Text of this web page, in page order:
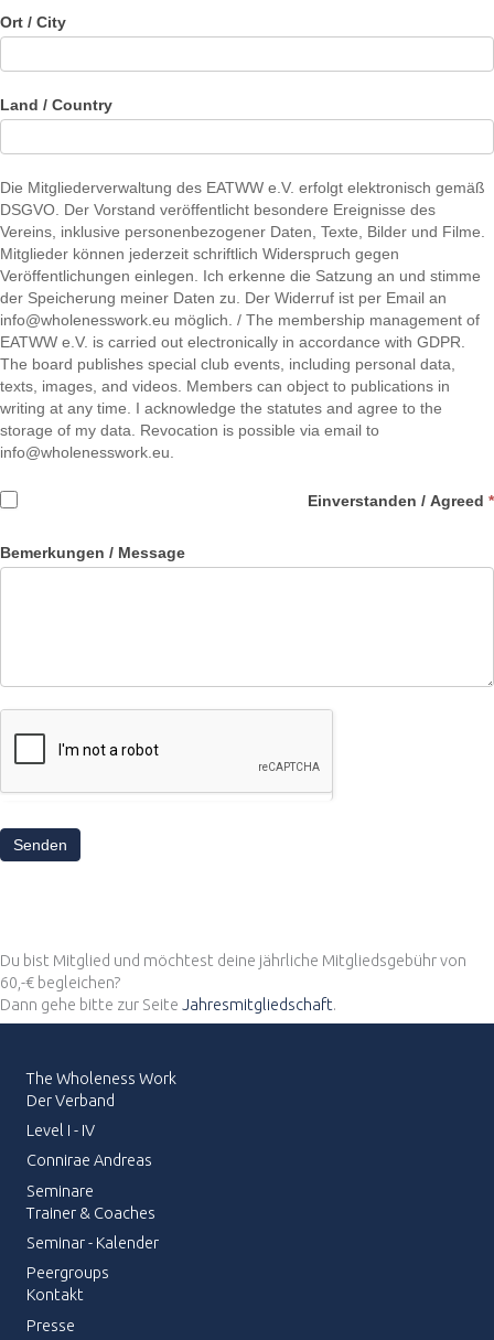
Ort / City
Land / Country
Die Mitgliederverwaltung des EATWW e.V. erfolgt elektronisch gemäß
DSGVO. Der Vorstand veröffentlicht besondere Ereignisse des
Vereins, inklusive personenbezogener Daten, Texte, Bilder und Filme.
Mitglieder können jederzeit schriftlich Widerspruch gegen
Veröffentlichungen einlegen. Ich erkenne die Satzung an und stimme
der Speicherung meiner Daten zu. Der Widerruf ist per Email an
info@wholenesswork.eu möglich. / The membership management of
EATWW e.V. is carried out electronically in accordance with GDPR.
The board publishes special club events, including personal data,
texts, images, and videos. Members can object to publications in
writing at any time. I acknowledge the statutes and agree to the
storage of my data. Revocation is possible via email to
info@wholenesswork.eu.
Einverstanden / Agreed *
Bemerkungen / Message
Senden
Du bist Mitglied und möchtest deine jährliche Mitgliedsgebühr von
60,-€ begleichen?
Dann gehe bitte zur Seite Jahresmitgliedschaft.
The Wholeness Work
Der Verband
Level I - IV
Connirae Andreas
Seminare
Trainer & Coaches
Seminar - Kalender
Peergroups
Kontakt
Presse